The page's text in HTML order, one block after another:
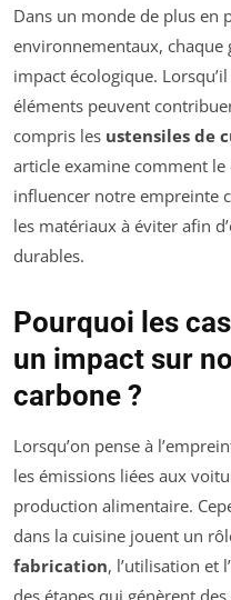
Dans un monde de plus en
environnementaux,
impact écologique.
éléments peuvent
compris les ustensiles de
article examine comment le
influencer notre empreinte
les matériaux à éviter afin
durables.
Pourquoi les
un impact sur
carbone ?
Lorsqu’on pense à
les émissions liées aux
production alimentaire.
dans la cuisine jouent un
fabrication, l’utilisation et
des étapes qui génèrent